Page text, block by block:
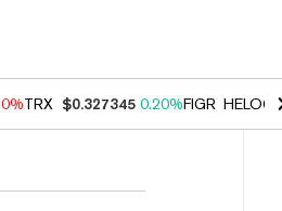
TRX $0.327345 0.20%FIGR_HELOC